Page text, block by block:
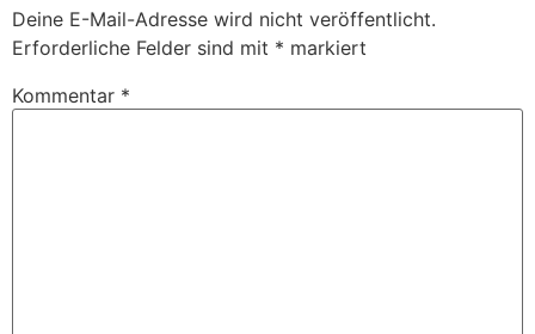
Deine E-Mail-Adresse wird nicht veröffentlicht.
Erforderliche Felder sind mit * markiert
Kommentar *